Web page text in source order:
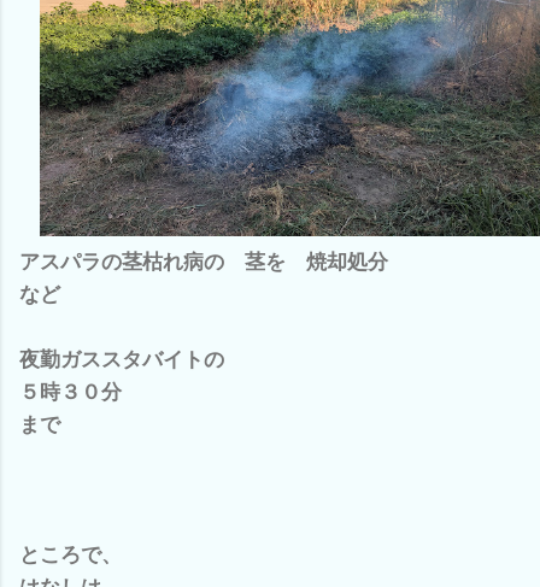
アスパラの茎枯れ病の 茎を 焼却処分
など
夜勤ガススタバイトの
５時３０分
まで
ところで、